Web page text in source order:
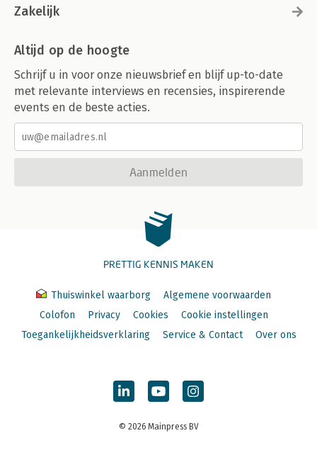
Zakelijk
Altijd op de hoogte
Schrijf u in voor onze nieuwsbrief en blijf up-to-date
met relevante interviews en recensies, inspirerende
events en de beste acties.
Aanmelden
PRETTIG KENNIS MAKEN
Thuiswinkel waarborg
Algemene voorwaarden
Colofon
Privacy Cookies
Cookie instellingen
Toegankelijkheidsverklaring
Service & Contact Over ons
© 2026 Mainpress BV